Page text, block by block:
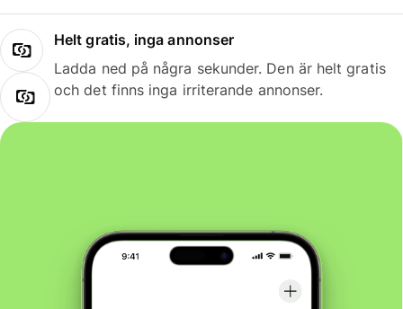
Helt gratis, inga annonser
Ladda ned på några sekunder. Den är helt gratis
och det finns inga irriterande annonser.